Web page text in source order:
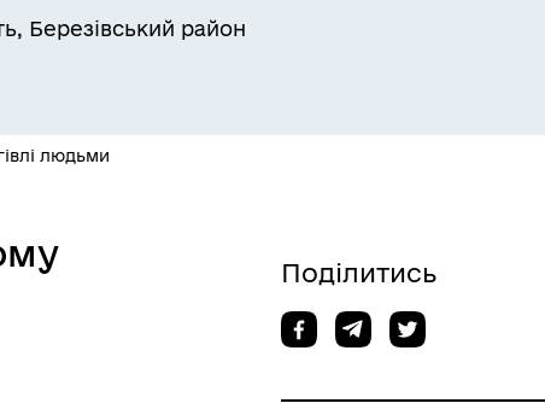
Березівський район
людьми
Поділитись